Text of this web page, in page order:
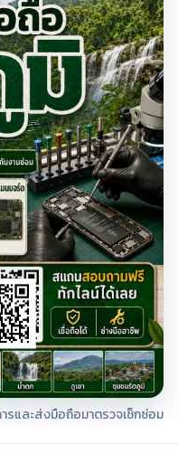
รและส่งมือถือมาตรวจเช็กซ่อม